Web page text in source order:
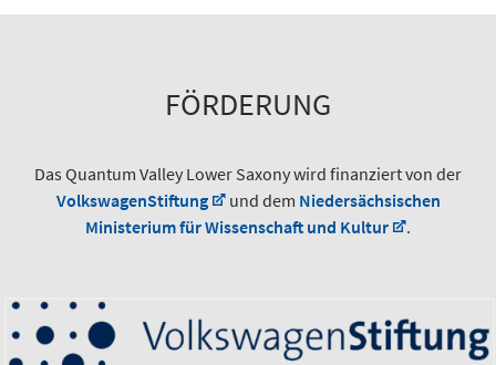
FÖRDERUNG
Das Quantum Valley Lower Saxony wird finanziert von der
VolkswagenStiftung
und dem Niedersächsischen
Ministerium für Wissenschaft und Kultur
.